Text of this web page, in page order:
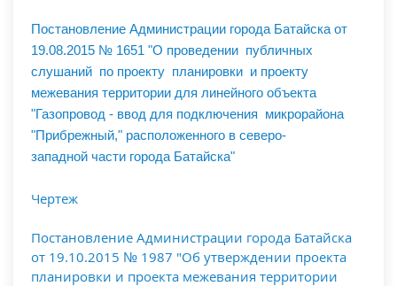
Постановление Администрации города Батайска от
19.08.2015 № 1651 "О проведении публичных
слушаний по проекту планировки и проекту
межевания территории для линейного объекта
"Газопровод - ввод для подключения
микрорайона
"Прибрежный," расположенного в северо-
западной части города Батайска"
Чертеж
Постановление Администрации города Батайска
от 19.10.2015 № 1987 "Об утверждении проекта
планировки и проекта межевания территории